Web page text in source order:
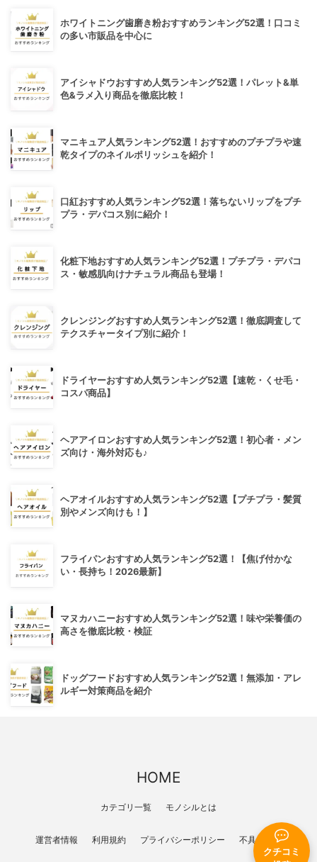
クチコミ
ホワイトニング歯磨き粉おすすめランキング52選！口コミ
の多い市販品を中心に
アイシャドウおすすめ人気ランキング52選！パレット&単
色&ラメ入り商品を徹底比較！
マニキュア人気ランキング52選！おすすめのプチプラや速
乾タイプのネイルポリッシュを紹介！
口紅おすすめ人気ランキング52選！落ちないリップをプチ
プラ・デパコス別に紹介！
化粧下地おすすめ人気ランキング52選！プチプラ・デパコ
ス・敏感肌向けナチュラル商品も登場！
クレンジングおすすめ人気ランキング52選！徹底調査して
テクスチャータイプ別に紹介！
ドライヤーおすすめ人気ランキング52選【速乾・くせ毛・
コスパ商品】
ヘアアイロンおすすめ人気ランキング52選！初心者・メン
ズ向け・海外対応も♪
ヘアオイルおすすめ人気ランキング52選【プチプラ・髪質
別やメンズ向けも！】
フライパンおすすめ人気ランキング52選！【焦げ付かな
い・長持ち！2026最新】
マヌカハニーおすすめ人気ランキング52選！味や栄養価の
高さを徹底比較・検証
ドッグフードおすすめ人気ランキング52選！無添加・アレ
ルギー対策商品を紹介
HOME
カテゴリ一覧 モノシルとは
運営者情報 利用規約 プライバシーポリシー 不具合報告